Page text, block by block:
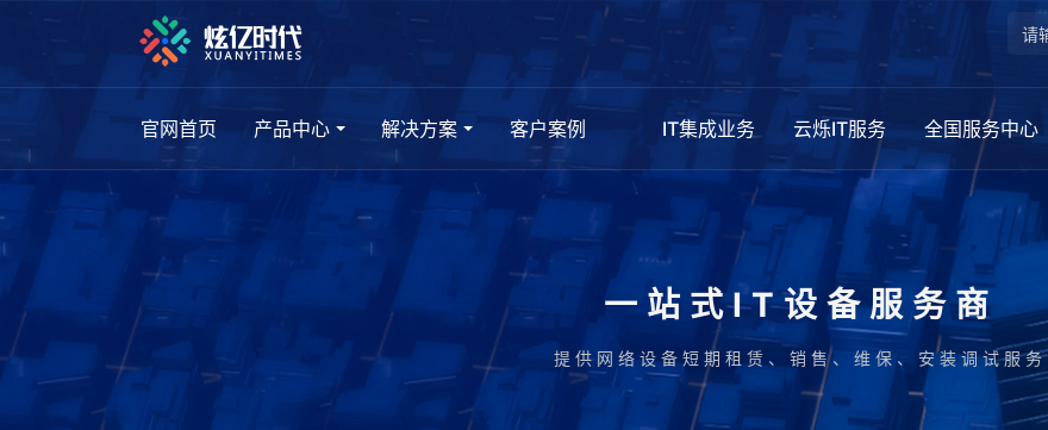
官网首页 产品中心 解决方案 客户案例 IT集成业务 云烁IT服务 全国服务中心
一站式IT设备服务商
提供网络设备短期租赁、销售、维保、安装调试服务